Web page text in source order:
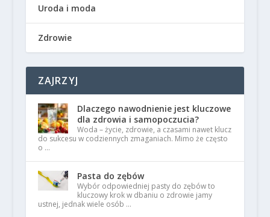
Uroda i moda
Zdrowie
ZAJRZYJ
Dlaczego nawodnienie jest kluczowe
dla zdrowia i samopoczucia?
Woda – życie, zdrowie, a czasami nawet klucz
do sukcesu w codziennych zmaganiach. Mimo że często
o …
Pasta do zębów
Wybór odpowiedniej pasty do zębów to
kluczowy krok w dbaniu o zdrowie jamy
ustnej, jednak wiele osób …